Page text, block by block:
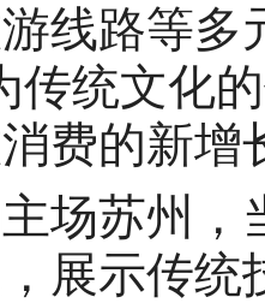
线路等多
传统文化
费的新增
苏州，
展示传统